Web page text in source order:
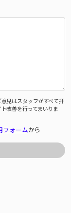
見はスタッフがすべて拝
改善を行ってまいりま
フォームから